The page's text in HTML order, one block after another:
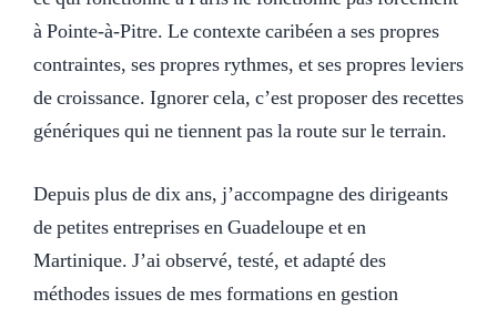
à Pointe-à-Pitre. Le contexte caribéen a ses propres
contraintes, ses propres rythmes, et ses propres leviers
de croissance. Ignorer cela, c’est proposer des recettes
génériques qui ne tiennent pas la route sur le terrain.
Depuis plus de dix ans, j’accompagne des dirigeants
de petites entreprises en Guadeloupe et en
Martinique. J’ai observé, testé, et adapté des
méthodes issues de mes formations en gestion